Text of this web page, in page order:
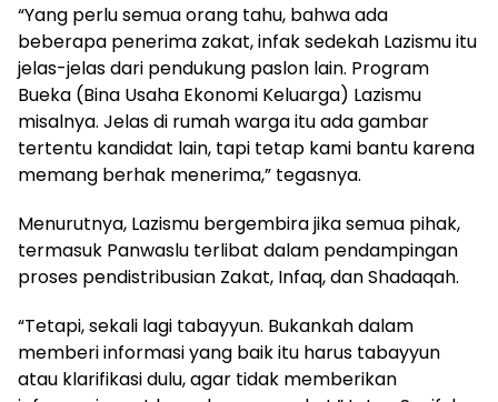
“Yang perlu semua orang tahu, bahwa ada
beberapa penerima zakat, infak sedekah Lazismu itu
jelas-jelas dari pendukung paslon lain. Program
Bueka (Bina Usaha Ekonomi Keluarga) Lazismu
misalnya. Jelas di rumah warga itu ada gambar
tertentu kandidat lain, tapi tetap kami bantu karena
memang berhak menerima,” tegasnya.
Menurutnya, Lazismu bergembira jika semua pihak,
termasuk Panwaslu terlibat dalam pendampingan
proses pendistribusian Zakat, Infaq, dan Shadaqah.
“Tetapi, sekali lagi tabayyun. Bukankah dalam
memberi informasi yang baik itu harus tabayyun
atau klarifikasi dulu, agar tidak memberikan